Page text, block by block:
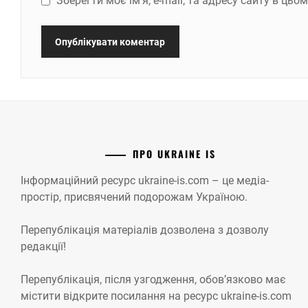
ПРО UKRAINE IS
Інформаційний ресурс ukraine-is.com – це медіа-
простір, присвячений подорожам Україною.
Перепублікація матеріалів дозволена з дозволу
редакції!
Перепублікація, після узгодження, обов’язково має
містити відкрите посилання на ресурс ukraine-is.com